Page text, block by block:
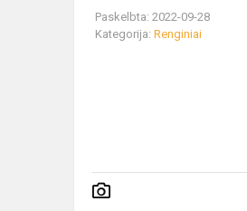
Paskelbta: 2022-09-28
Kategorija: Renginiai